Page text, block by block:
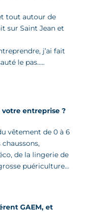
tout autour de
sur Saint Jean et
j’ai fait
le pas…..
votre entreprise ?
vêtement de 0 à 6
chaussons,
de la lingerie de
puériculture…
GAEM, et